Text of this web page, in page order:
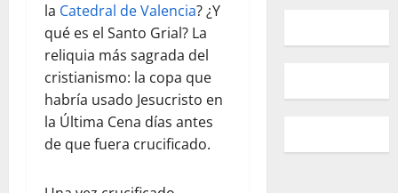
la Catedral de Valencia? ¿Y
qué es el Santo Grial? La
reliquia más sagrada del
cristianismo: la copa que
habría usado Jesucristo en
la Última Cena días antes
de que fuera crucificado.